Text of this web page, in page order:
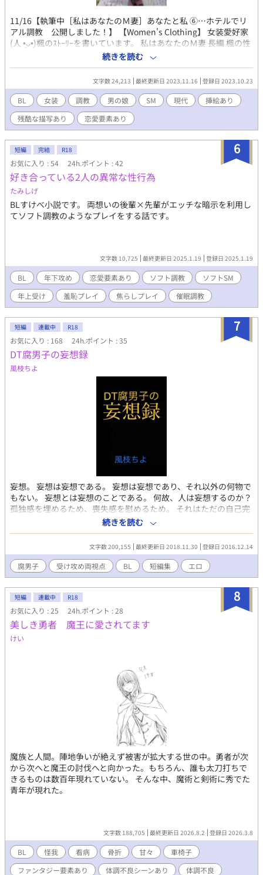
11/16【執筆中［私はあなたのＭ妻］あなたと私 ⑥…ホテルでリ
アル調教 公開しました！】 【Women's Clothing】 女装愛好家
(⁠人⁠ ⁠•͈⁠ᴗ⁠•͈⁠)楓のｽﾄｰﾘｰを書いています。 私はあなたのＭ妻 長編 楓の性
同一性障害の理解者である友達の大介がマゾ堕ちし楓にＳ嬢なる
事を求めるが…楓も一也にマゾ女装妻の調教を受け始めることに
なります おとこの娘【26歳の記憶】短編 楓の女装アナル初体験の
話で大介がマゾ墜ちになる体験記になります 【登場人物】 ゆめの
楓 小説の主人公ｱﾗﾌｫｰの女装者…Ｍ気質、性に貪欲、厭らしく淫
ら 山岡 一也 小説では「あなた」と呼ばれる純男、Ｓ気質、楓の
精神調教の主 山本 大介 楓のよき理解者でお友達、Ｓ⇒Ｍ、セフ
レ 峰 藤子 楓の初体験の熟女装者、女装レズマニア
続きを読む
文字数 24,213 最終更新日 2023.11.16 登録日 2023.10.23
BL 女装 調教 男の娘 SM 現代
挿絵あり
残酷な描写あり
恋愛要素あり
6
短編 完結 R18
お気に入り : 54 24h.ポイント : 42
好き合っている2人の異常な性行為
たみしげ
BLすけべ小説です。 両想いの後輩×先輩がエッチな暗示を利用し
てソフト調教のようなプレイをする話です。
文字数 10,725 最終更新日 2025.1.19 登録日 2025.1.19
BL 年下攻め 恋愛要素あり ソフト調教
ソフトSM
年上受け
羞恥プレイ 焦らしプレイ 催眠調教
7
短編 連載中 R18
お気に入り : 168 24h.ポイント : 35
DT腐男子の妄想録
風枝ちよ
妄想。 妄想は妄想である。 妄想は妄想であり、それ以外の何物で
もない。 妄想とは妄想のことである。 何故、人は妄想するのか？
孤独感を埋めるため、喪失感を慰めるため。 それはただの自己完
結。 快楽を得るため、幸福感を感じるため。 それはただの自己満
足。 未来に想いを馳せるため、過去の過ちから目を背けるため。
それはただの自己逃避。 自己完結、自己満足、自己逃避。 すべて
は自分のために妄想する。 そこに他人が介入する余地はない。 ひ
とりで、一人だけで独りっきりで収まっている。 内向きである。
外に向くこともなく誰にも止められず、妄想はひとつの個体の中
であらぬ方向へとはばたいていく。 妄想。 妄想は妄想である。 ー
ーーーーーーーーー エロいだけの短編集。 BでLな腐りきった妄想
を超不定期に投稿していこうと思います。 不勉強ゆえ、変な描写
やおかしな所もあるとは思いますが、よろしくお願いします。 リ
クエストは随時受け付けております。 感想に送ってくだされば、
私の萌えと性癖と趣味嗜好によって採用いたします。 風呂/部活/
放送室/放送/修学旅行/夜這い/キス/片想い/両想い/彼氏/勉強会/ご
褒美/オナニー/いちゃラブ/プール/更衣室/高校生/寮/同室/朝勃ち/
迷子/ラブホ/確信犯/卒業旅行/温泉/大浴場/浴衣/マンネリ化解消/
バイブ/耳舐め/戦国時代/水泳/流れで/夏。/両片想い/林間学校/テ
ント/義兄弟/厨二病/屋上/先輩/銀杏/恋愛要素あり/ハッピーエン
ド/執事×お坊っちゃま/ショタ受け/精通/海/岩場/襲い受け/ディー
プキス/青姦/試着室/鏡/声抑える/おねだり/体育/体操服/着衣/汗/ト
イレ/変態/絆創膏/引っ越し/お礼/童貞/DO☆GE☆ZA/アナニー/方
言/大学生/先輩の家/手コキ/体育倉庫/強引に/乳首舐め/美術部/後
輩攻め/スケッチブック/授業中/銭湯/おじさん×ショタ/純粋/腐友
達/家/宅急便/口内射精/精飲/先生×生徒/教卓/放課後/教室/補習/誘
い受け/くぱぁ/隣人/ネット/幽霊/生徒会/生徒会長×役員/噂/カラ
続きを読む
文字数 200,155 最終更新日 2018.11.30 登録日 2016.12.14
腐男子 受け攻め両視点 BL 短編集 エロ
8
短編 連載中 R18
お気に入り : 25 24h.ポイント : 28
美しき勇者 魔王に愛されてます
けい
魔族と人間。陣地争いが絶えず被害が拡大する世の中。勇者が次
から次へと魔王の討伐へと向かった。もちろん、誰も太刀打ちで
きるものは数百年現れていない。 そんな中、魔術と剣術に秀でた
青年が現れた。
文字数 188,705 最終更新日 2026.8.2 登録日 2026.3.8
BL 怪我 看病 骨折 甘々
車椅子
ファンタジー要素あり
体調不良シーンあり
体調不良